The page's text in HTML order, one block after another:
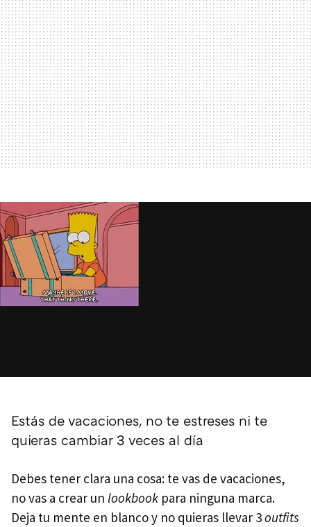
Estás de vacaciones, no te estreses ni te
quieras cambiar 3 veces al día
Debes tener clara una cosa: te vas de vacaciones,
no vas a crear un lookbook para ninguna marca.
Deja tu mente en blanco y no quieras llevar 3outfits